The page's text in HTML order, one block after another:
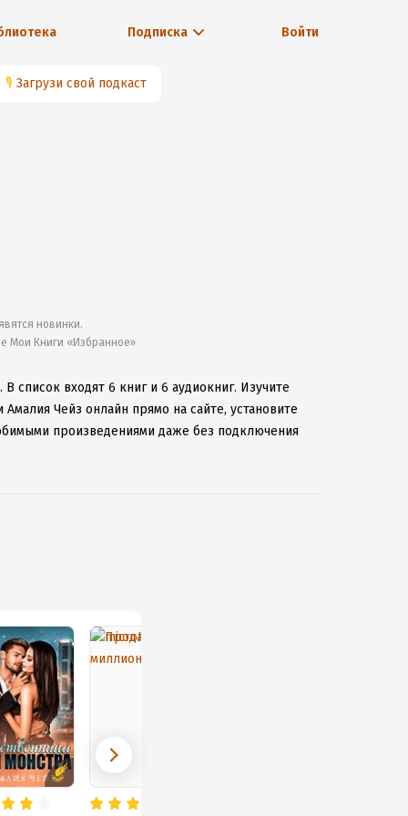
Подписка Войти
🎙 Загрузи свой подкаст
новинки.
Мои Книги «Избранное»
В список входят 6 книг и 6 аудиокниг. Изучите
Чейз онлайн прямо на сайте, установите
произведениями даже без подключения